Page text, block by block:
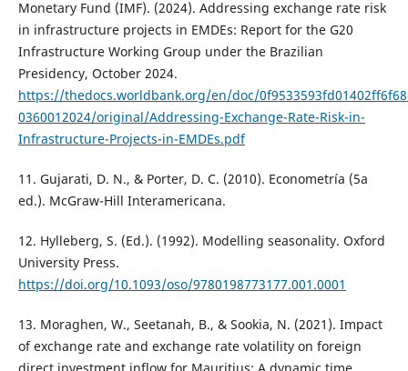
Monetary Fund (IMF). (2024). Addressing exchange rate risk
in infrastructure projects in EMDEs: Report for the G20
Infrastructure Working Group under the Brazilian
Presidency, October 2024.
https://thedocs.worldbank.org/en/doc/
0360012024/original/Addressing-Exchange-Rate-Risk-in-
Infrastructure-Projects-in-EMDEs.pdf
11. Gujarati, D. N., & Porter, D. C. (2010). Econometría (5a
ed.). McGraw-Hill Interamericana.
12. Hylleberg, S. (Ed.). (1992). Modelling seasonality. Oxford
University Press.
https://doi.org/10.1093/oso/9780198773177.001.0001
13. Moraghen, W., Seetanah, B., & Sookia, N. (2021). Impact
of exchange rate and exchange rate volatility on foreign